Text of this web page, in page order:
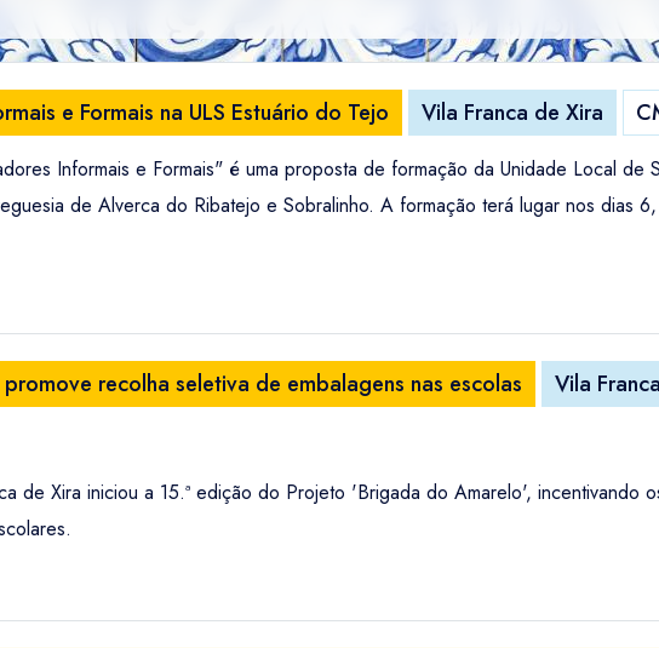
e Formais na ULS Estuário do Tejo Vila Franca de Xira
Informais e Formais" é uma proposta de formação da Unidade Local de
de Alverca do Ribatejo e Sobralinho. A formação terá lugar nos dias
recolha seletiva de embalagens nas escolas
Vila
de Xira iniciou a 15.ª edição do Projeto 'Brigada do Amarelo', incentivando